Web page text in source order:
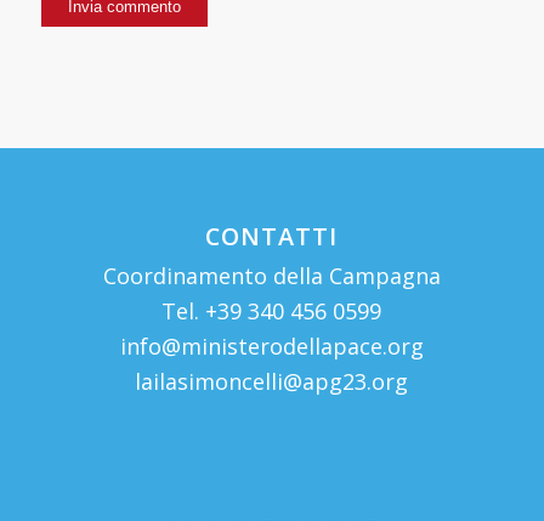
CONTATTI
Coordinamento della Campagna
Tel. +39 340 456 0599
info@ministerodellapace.org
lailasimoncelli@apg23.org